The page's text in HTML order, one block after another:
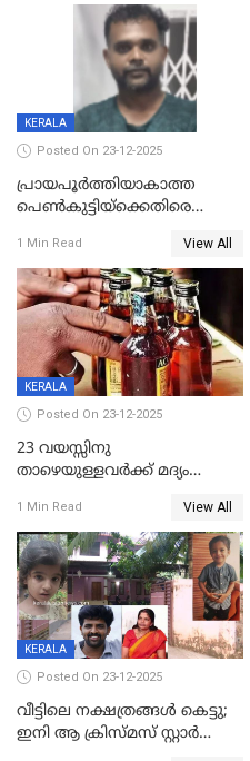
KERALA
Posted On 23-12-2025
പ്രായപൂർത്തിയാകാത്ത
പെൺകുട്ടിയ്ക്കെതിരെ
59 വർഷം തടവും 90,൦൦൦ രൂപ
പിഴയും ശിക്ഷ
1 Min Read View All
KERALA
Posted On 23-12-2025
23 വയസ്സിനു
താഴെയുള്ളവർക്ക് മദ്യം
നടപടി;സ്ഥാപനങ്ങൾക്കെതിരെ
രണ്ട് കേസുകൾ
1 Min Read View All
KERALA
Posted On 23-12-2025
വീട്ടിലെ നക്ഷത്രങ്ങൾ കെട്ടു;
ഇനി ആ ക്രിസ്മസ് സ്റ്റാർ